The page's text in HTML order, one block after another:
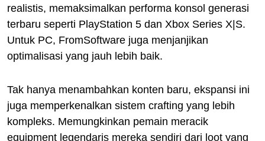
realistis, memaksimalkan performa konsol generasi
terbaru seperti PlayStation 5 dan Xbox Series X|S.
Untuk PC, FromSoftware juga menjanjikan
optimalisasi yang jauh lebih baik.
Tak hanya menambahkan konten baru, ekspansi ini
juga memperkenalkan sistem crafting yang lebih
kompleks. Memungkinkan pemain meracik
equipment legendaris mereka sendiri dari loot yang